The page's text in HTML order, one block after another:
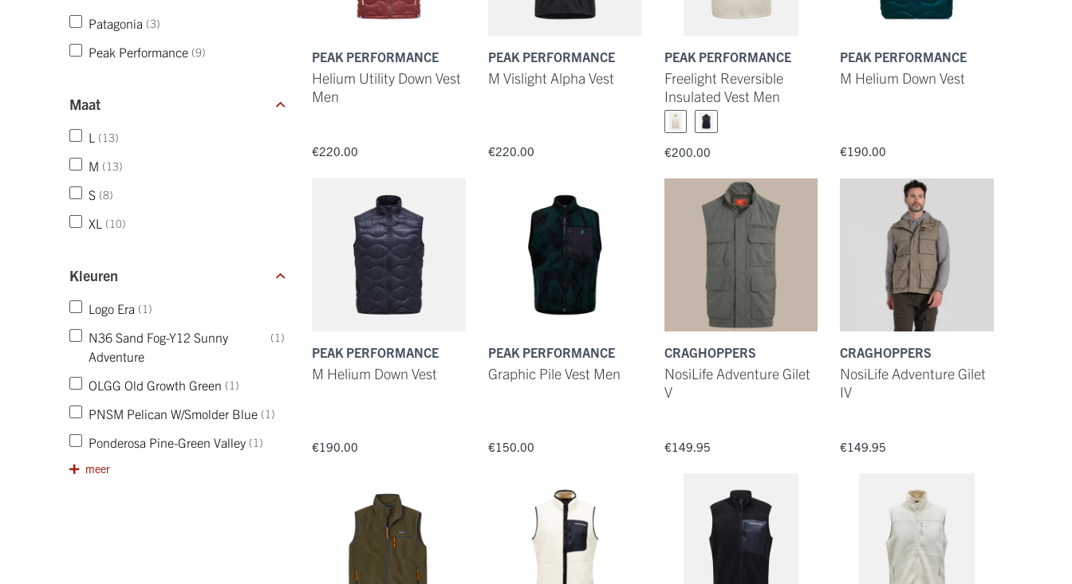
Patagonia (3)
Peak Performance (9)
Maat
L (13)
M (13)
S (8)
XL (10)
Kleuren
Logo Era (1)
N36 Sand Fog-Y12 Sunny
Adventure
(1)
OLGG Old Growth Green (1)
PNSM Pelican W/Smolder Blue (1)
Ponderosa Pine-Green Valley (1)
meer
PEAK PERFORMANCE
Helium Utility Down Vest
Men
€220.00
PEAK PERFORMANCE
M Vislight Alpha Vest
€220.00
PEAK PERFORMANCE
Freelight Reversible
Insulated Vest Men
€200.00
PEAK PERFORMANCE
M Helium Down Vest
€190.00
PEAK PERFORMANCE
M Helium Down Vest
€190.00
PEAK PERFORMANCE
Graphic Pile Vest Men
€150.00
CRAGHOPPERS
NosiLife Adventure Gilet
V
€149.95
CRAGHOPPERS
NosiLife Adventure Gilet
IV
€149.95